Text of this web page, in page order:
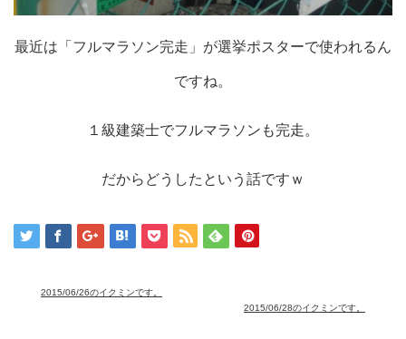
最近は「フルマラソン完走」が選挙ポスターで使われるん
ですね。
１級建築士でフルマラソンも完走。
だからどうしたという話ですｗ
2015/06/26のイクミンです。
2015/06/28のイクミンです。